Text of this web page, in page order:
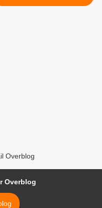
Overblog
Overblog